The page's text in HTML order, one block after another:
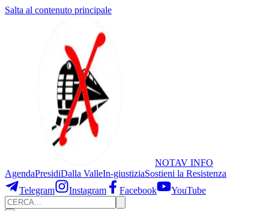
Salta al contenuto principale
NOTAV INFO
AgendaPresidiDalla ValleIn-giustiziaSostieni la Resistenza
Telegram
Instagram Facebook YouTube